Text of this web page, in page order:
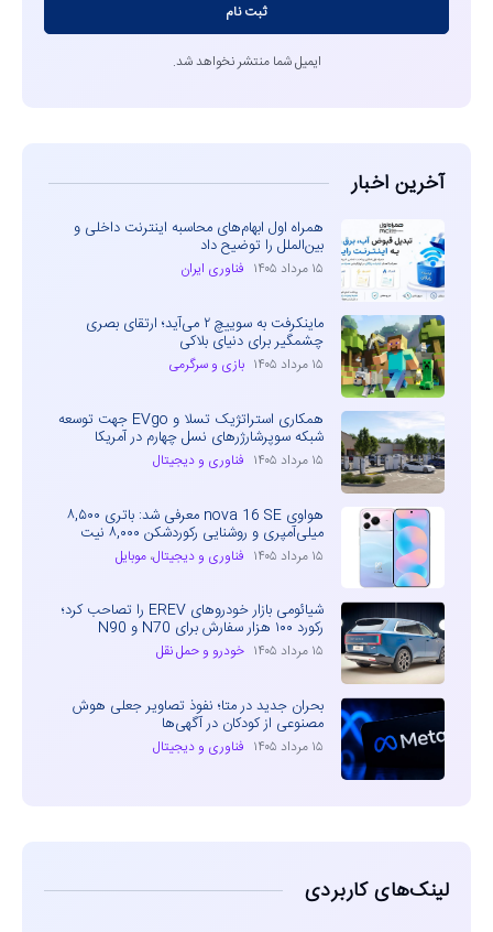
ثبت نام
ایمیل شما منتشر نخواهد شد.
آخرین اخبار
همراه اول ابهام‌های محاسبه اینترنت داخلی و
بین‌الملل را توضیح داد
۱۵ مرداد ۱۴۰۵ فناوری ایران
ماینکرفت به سوییچ ۲ می‌آید؛ ارتقای بصری
چشمگیر برای دنیای بلاکی
۱۵ مرداد ۱۴۰۵ بازی و سرگرمی
همکاری استراتژیک تسلا و EVgo جهت توسعه
شبکه سوپرشارژرهای نسل چهارم در آمریکا
۱۵ مرداد ۱۴۰۵ فناوری و دیجیتال
هواوی nova 16 SE معرفی شد: باتری ۸,۵۰۰
میلی‌آمپری و روشنایی رکوردشکن ۸,۰۰۰ نیت
۱۵ مرداد ۱۴۰۵ فناوری و دیجیتال، موبایل
شیائومی بازار خودروهای EREV را تصاحب کرد؛
رکورد ۱۰۰ هزار سفارش برای N70 و N90
۱۵ مرداد ۱۴۰۵ خودرو و حمل نقل
بحران جدید در متا؛ نفوذ تصاویر جعلی هوش
مصنوعی از کودکان در آگهی‌ها
۱۵ مرداد ۱۴۰۵ فناوری و دیجیتال
لینک‌های کاربردی